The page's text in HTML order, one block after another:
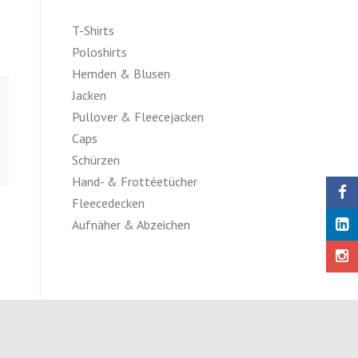
T-Shirts
Poloshirts
Hemden & Blusen
Jacken
Pullover & Fleecejacken
Caps
Schürzen
Hand- & Frottéetücher
Fleecedecken
Aufnäher & Abzeichen